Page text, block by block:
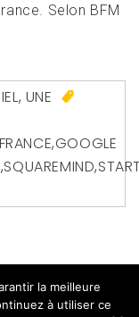
Selon BFM
, UNE
FRANCE,GOOGLE
,SQUAREMIND,
la meilleure
à utiliser ce